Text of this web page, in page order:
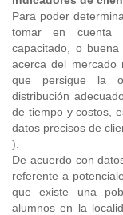
Para poder
tomar en cuenta
capacitado, o
acerca del
que persigue la
distribución
de tiempo y costos,
datos precisos de
).
De acuerdo con
referente a
que existe una
alumnos en la